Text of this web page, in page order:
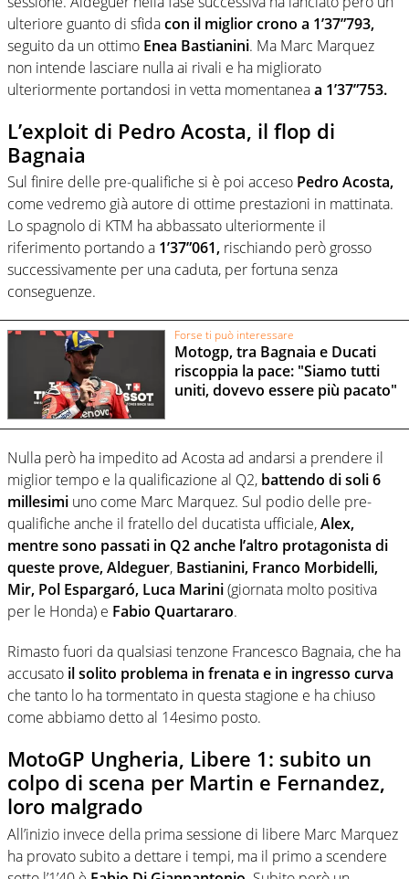
ulteriore guanto di sfidacon il miglior crono a 1’37”793,
seguito da un ottimo Enea Bastianini. Ma Marc Marquez
non intende lasciare nulla ai rivali e ha migliorato
ulteriormente portandosi in vetta momentaneaa 1’37”753.
L’exploit di Pedro Acosta, il flop di
Bagnaia
Sul finire delle pre-qualifiche si è poi acceso Pedro Acosta,
come vedremo già autore di ottime prestazioni in mattinata.
Lo spagnolo di KTM ha abbassato ulteriormente il
riferimento portando a 1’37”061, rischiando però grosso
successivamente per una caduta, per fortuna senza
conseguenze.
Forse ti può interessare
Motogp, tra Bagnaia e Ducati
riscoppia la pace: "Siamo tutti
uniti, dovevo essere più pacato"
Nulla però ha impedito ad Acosta ad andarsi a prendere il
miglior tempo e la qualificazione al Q2, battendo di soli 6
millesimi uno come Marc Marquez. Sul podio delle pre-
qualifiche anche il fratello del ducatista ufficiale,Alex,
mentre sono passati in Q2 anche l’altro protagonista di
queste prove, Aldeguer, Bastianini, Franco Morbidelli,
Mir, Pol Espargaró, Luca Marini(giornata molto positiva
per le Honda) e Fabio Quartararo.
Rimasto fuori da qualsiasi tenzone Francesco Bagnaia, che ha
accusato il solito problema in frenata e in ingresso curva
che tanto lo ha tormentato in questa stagione e ha chiuso
come abbiamo detto al 14esimo posto.
MotoGP Ungheria, Libere 1: subito un
colpo di scena per Martin e Fernandez,
loro malgrado
All’inizio invece della prima sessione di libere Marc Marquez
ha provato subito a dettare i tempi, ma il primo a scendere